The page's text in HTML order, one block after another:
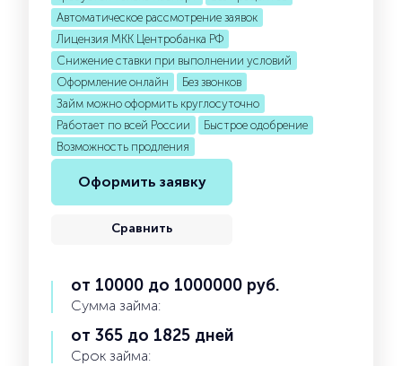
Автоматическое рассмотрение заявок
Лицензия МКК Центробанка РФ
Снижение ставки при выполнении условий
Оформление онлайн
Без звонков
Займ можно оформить круглосуточно
Работает по всей России
Быстрое одобрение
Возможность продления
Оформить заявку
Сравнить
от 10000 до 1000000 руб.
Сумма займа:
от 365 до 1825 дней
Срок займа: